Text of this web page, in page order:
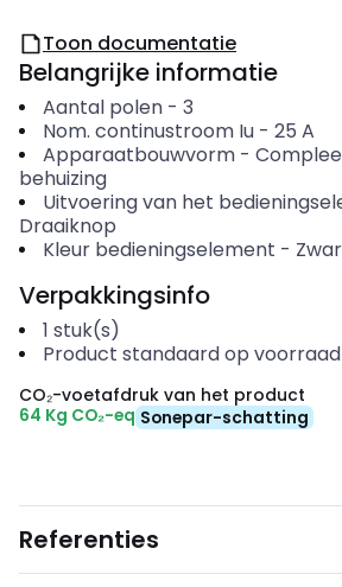
Toon documentatie
Belangrijke informatie
Aantal polen- 3
Nom. continustroom Iu- 25 A
Apparaatbouwvorm-
behuizing
Uitvoering van het
Draaiknop
Kleur bedieningselement -
Verpakkingsinfo
1 stuk(s)
Product standaard op voorraad
CO₂-voetafdruk van het product
64 Kg CO₂-eq Sonepar-schatting
Referenties